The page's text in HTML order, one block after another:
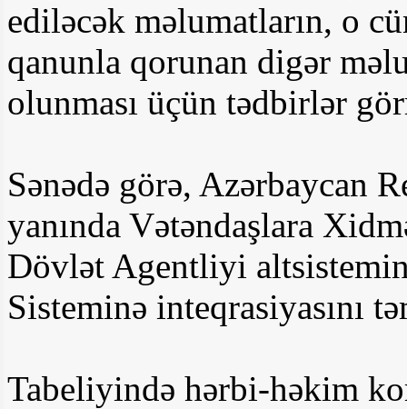
ediləcək məlumatların, o
qanunla qorunan digər
olunması üçün tədbirlər
Sənədə görə, Azərbaycan
yanında Vətəndaşlara
Dövlət Agentliyi
Sisteminə inteqrasiyasını
Tabeliyində hərbi-həkim